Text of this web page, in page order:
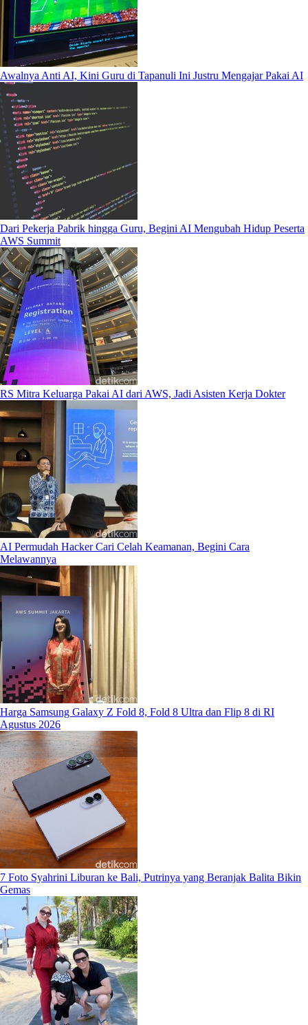
Awalnya Anti AI, Kini Guru di Tapanuli Ini Justru Mengajar Pakai AI
Dari Pekerja Pabrik hingga Guru, Begini AI Mengubah Hidup Peserta
AWS Summit
RS Mitra Keluarga Pakai AI dari AWS, Jadi Asisten Kerja Dokter
AI Permudah Hacker Cari Celah Keamanan, Begini Cara
Melawannya
Harga Samsung Galaxy Z Fold 8, Fold 8 Ultra dan Flip 8 di RI
Agustus 2026
7 Foto Syahrini Liburan ke Bali, Putrinya yang Beranjak Balita Bikin
Gemas